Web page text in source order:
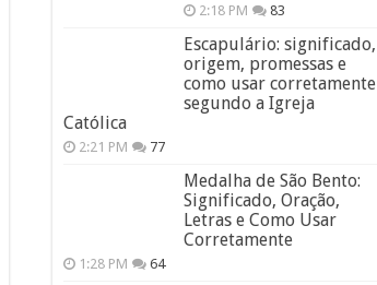
2:18 PM 83
Escapulário: significado,
origem, promessas e
como usar corretamente
segundo a Igreja
Católica
2:21 PM 77
Medalha de São Bento:
Significado, Oração,
Letras e Como Usar
Corretamente
1:28 PM 64